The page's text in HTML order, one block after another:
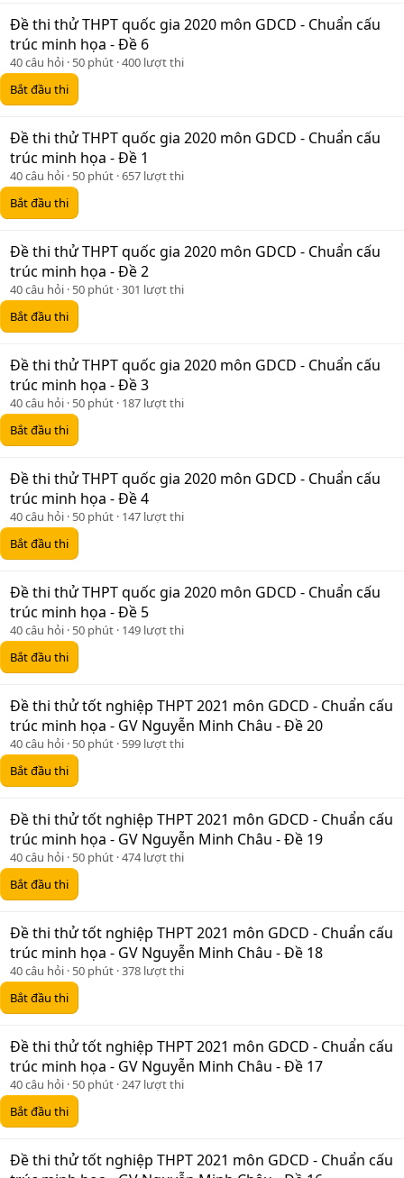
Đề thi thử THPT quốc gia 2020 môn GDCD - Chuẩn cấu
trúc minh họa - Đề 6
40 câu hỏi 50 phút 400 lượt thi
Bắt đầu thi
Đề thi thử THPT quốc gia 2020 môn GDCD - Chuẩn cấu
trúc minh họa - Đề 1
40 câu hỏi 50 phút 657 lượt thi
Bắt đầu thi
Đề thi thử THPT quốc gia 2020 môn GDCD - Chuẩn cấu
trúc minh họa - Đề 2
40 câu hỏi 50 phút 301 lượt thi
Bắt đầu thi
Đề thi thử THPT quốc gia 2020 môn GDCD - Chuẩn cấu
trúc minh họa - Đề 3
40 câu hỏi 50 phút 187 lượt thi
Bắt đầu thi
Đề thi thử THPT quốc gia 2020 môn GDCD - Chuẩn cấu
trúc minh họa - Đề 4
40 câu hỏi 50 phút 147 lượt thi
Bắt đầu thi
Đề thi thử THPT quốc gia 2020 môn GDCD - Chuẩn cấu
trúc minh họa - Đề 5
40 câu hỏi 50 phút 149 lượt thi
Bắt đầu thi
Đề thi thử tốt nghiệp THPT 2021 môn GDCD - Chuẩn cấu
trúc minh họa - GV Nguyễn Minh Châu - Đề 20
40 câu hỏi 50 phút 599 lượt thi
Bắt đầu thi
Đề thi thử tốt nghiệp THPT 2021 môn GDCD - Chuẩn cấu
trúc minh họa - GV Nguyễn Minh Châu - Đề 19
40 câu hỏi 50 phút 474 lượt thi
Bắt đầu thi
Đề thi thử tốt nghiệp THPT 2021 môn GDCD - Chuẩn cấu
trúc minh họa - GV Nguyễn Minh Châu - Đề 18
40 câu hỏi 50 phút 378 lượt thi
Bắt đầu thi
Đề thi thử tốt nghiệp THPT 2021 môn GDCD - Chuẩn cấu
trúc minh họa - GV Nguyễn Minh Châu - Đề 17
40 câu hỏi 50 phút 247 lượt thi
Bắt đầu thi
Đề thi thử tốt nghiệp THPT 2021 môn GDCD - Chuẩn cấu